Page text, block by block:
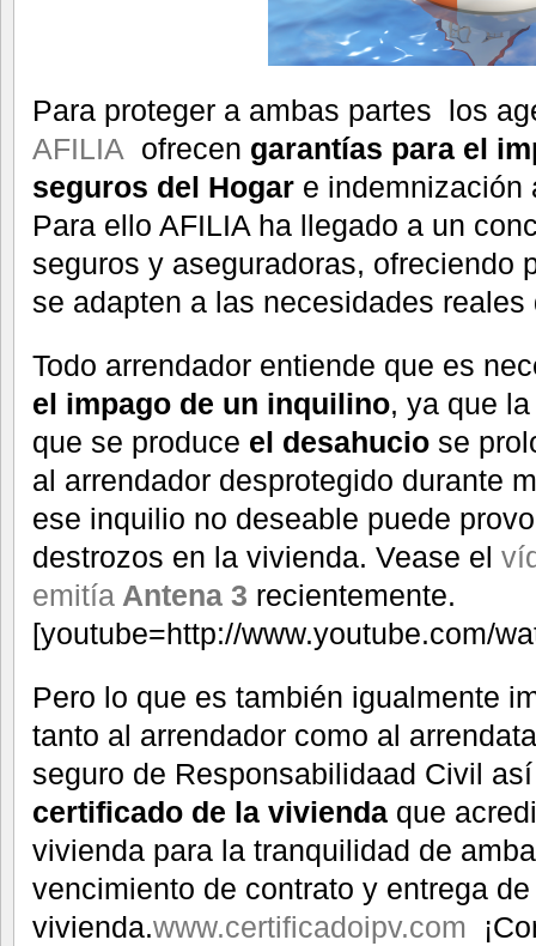
Para proteger a ambas partes los
AFILIA ofrecen garantías para el
seguros del Hogar e
Para ello AFILIA ha llegado a un
seguros y aseguradoras, ofreciendo
se adapten a las necesidades
Todo arrendador entiende que es
el impago de un inquilino, ya que
que se produce el desahucio se
al arrendador desprotegido durante
ese inquilio no deseable puede
destrozos en la vivienda. Vease el
emitía Antena 3 recientemente.
[youtube=http://www.youtube.com/
Pero lo que es también igualmente
tanto al arrendador como al
seguro de Responsabilidaad Civil
certificado de la vivienda que
vivienda para la tranquilidad de
vencimiento de contrato y entrega
vivienda.www.certificadoipv.com